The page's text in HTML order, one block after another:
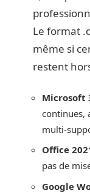
Le format
même si
restent
Microsoft
continues,
multi-
Office
pas de
Google